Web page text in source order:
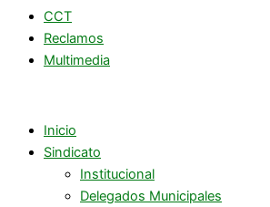
CCT
Reclamos
Multimedia
Inicio
Sindicato
Institucional
Delegados Municipales